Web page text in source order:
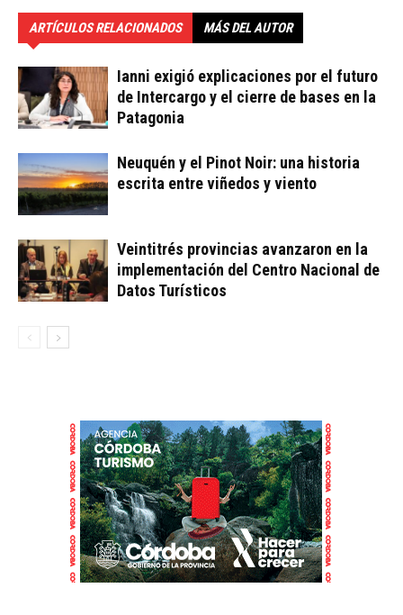
ARTÍCULOS RELACIONADOS MÁS DEL AUTOR
Ianni exigió explicaciones por el futuro
de Intercargo y el cierre de bases en la
Patagonia
Neuquén y el Pinot Noir: una historia
escrita entre viñedos y viento
Veintitrés provincias avanzaron en la
implementación del Centro Nacional de
Datos Turísticos